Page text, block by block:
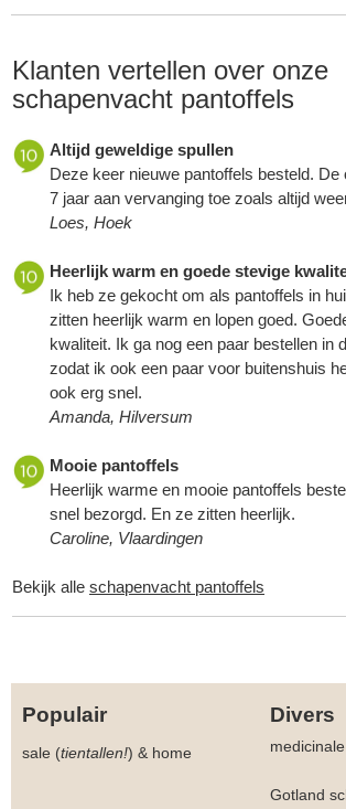
Klanten vertellen over onze
schapenvacht pantoffels
Altijd geweldige spullen
Deze keer nieuwe pantoffels besteld. De
7 jaar aan vervanging toe zoals altijd
Loes, Hoek
Heerlijk warm en goede stevige
Ik heb ze gekocht om als pantoffels in
zitten heerlijk warm en lopen goed.
kwaliteit. Ik ga nog een paar bestellen in
zodat ik ook een paar voor buitenshuis
ook erg snel.
Amanda, Hilversum
Mooie pantoffels
Heerlijk warme en mooie pantoffels
snel bezorgd. En ze zitten heerlijk.
Caroline, Vlaardingen
Bekijk alle schapenvacht pantoffels
Populair Divers
sale (tientallen!) & home
Gotland